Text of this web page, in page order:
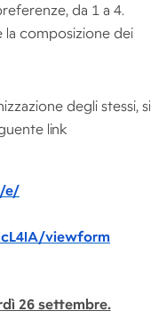
da 1 a 4.
la composizione dei
degli stessi, si
link
e/
A/viewform
26settembre.